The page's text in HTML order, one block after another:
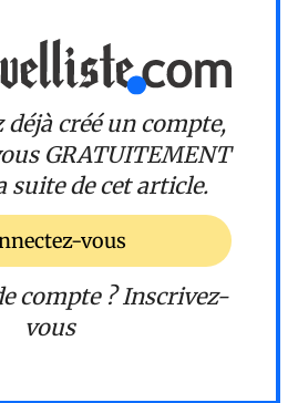
déjà créé un compte,
GRATUITEMENT
suite de cet article.
vous
compte ?Inscrivez-
vous